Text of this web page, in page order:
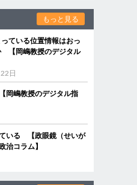
もっと見る
ている位置情報はおっ
【岡嶋教授のデジタル
日
岡嶋教授のデジタル指
いる 【政眼鏡（せいが
治コラム】